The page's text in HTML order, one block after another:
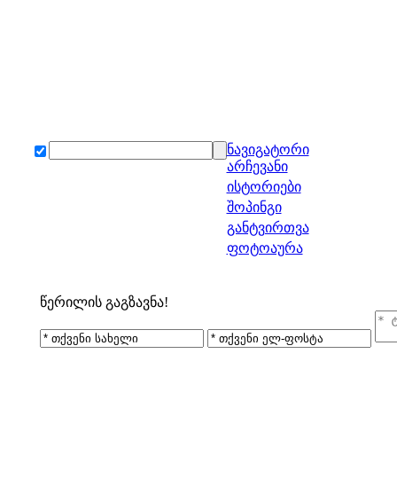
ნავიგატორი
არჩევანი
ისტორიები
შოპინგი
განტვირთვა
ფოტოაურა
წერილის გაგზავნა!